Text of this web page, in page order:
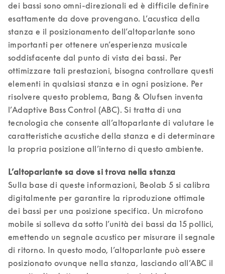
dei bassi sono omni-direzionali ed è difficile definire
esattamente da dove provengano. L’acustica della
stanza e il posizionamento dell’altoparlante sono
importanti per ottenere un’esperienza musicale
soddisfacente dal punto di vista dei bassi. Per
ottimizzare tali prestazioni, bisogna controllare questi
elementi in qualsiasi stanza e in ogni posizione. Per
risolvere questo problema, Bang & Olufsen inventa
l’Adaptive Bass Control (ABC). Si tratta di una
tecnologia che consente all’altoparlante di valutare le
caratteristiche acustiche della stanza e di determinare
Sulla base di queste informazioni, Beolab 5 si calibra
digitalmente per garantire la riproduzione ottimale
dei bassi per una posizione specifica. Un microfono
mobile si solleva da sotto l’unità dei bassi da 15 pollici,
emettendo un segnale acustico per misurare il segnale
di ritorno. In questo modo, l’altoparlante può essere
posizionato ovunque nella stanza, lasciando all’ABC il